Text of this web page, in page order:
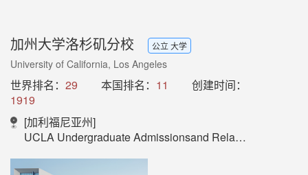
加州大学洛杉矶分校 公立 大学
University of California, Los Angeles
世界排名： 29 本国排名： 11
创建时间：
1919
[加利福尼亚州]
UCLA Undergraduate Admissionsand Relations with Schools (UARS)1147 Murphy Hall, Box 951436Los Angeles, CA 90095-1436